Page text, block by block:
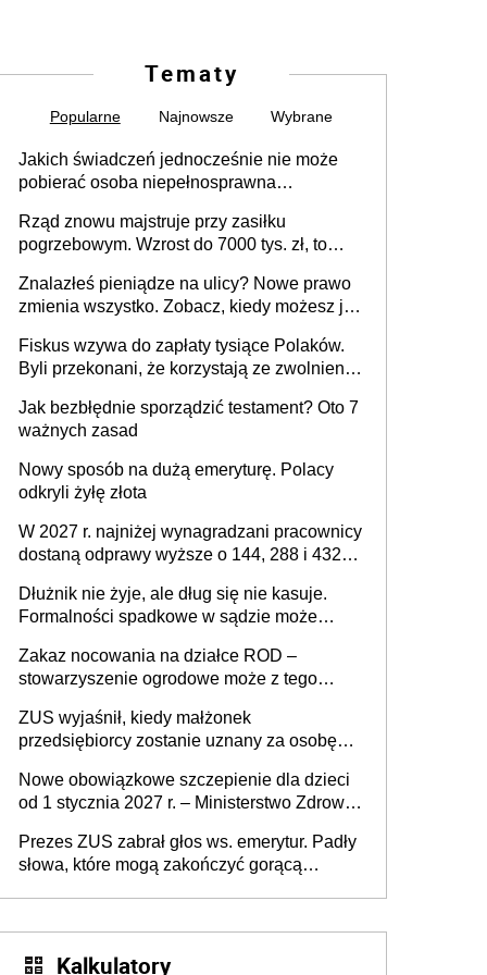
Tematy
Popularne Najnowsze Wybrane
Jakich świadczeń jednocześnie nie może
pobierać osoba niepełnosprawna
Rząd znowu majstruje przy zasiłku
pogrzebowym. Wzrost do 7000 tys. zł, to
Znalazłeś pieniądze na ulicy? Nowe prawo
zmienia wszystko. Zobacz, kiedy możesz je
Fiskus wzywa do zapłaty tysiące Polaków.
Byli przekonani, że korzystają ze zwolnienia
Jak bezbłędnie sporządzić testament? Oto 7
ważnych zasad
Nowy sposób na dużą emeryturę. Polacy
odkryli żyłę złota
W 2027 r. najniżej wynagradzani pracownicy
dostaną odprawy wyższe o 144, 288 i 432
Dłużnik nie żyje, ale dług się nie kasuje.
Formalności spadkowe w sądzie może
zmarłego
Zakaz nocowania na działce ROD –
stowarzyszenie ogrodowe może z tego
działki (wypowiedzieć dzierżawę)?
ZUS wyjaśnił, kiedy małżonek
przedsiębiorcy zostanie uznany za osobę
Nowe obowiązkowe szczepienie dla dzieci
od 1 stycznia 2027 r. – Ministerstwo Zdrowia
2027 r.
Prezes ZUS zabrał głos ws. emerytur. Padły
słowa, które mogą zakończyć gorącą
Kalkulatory